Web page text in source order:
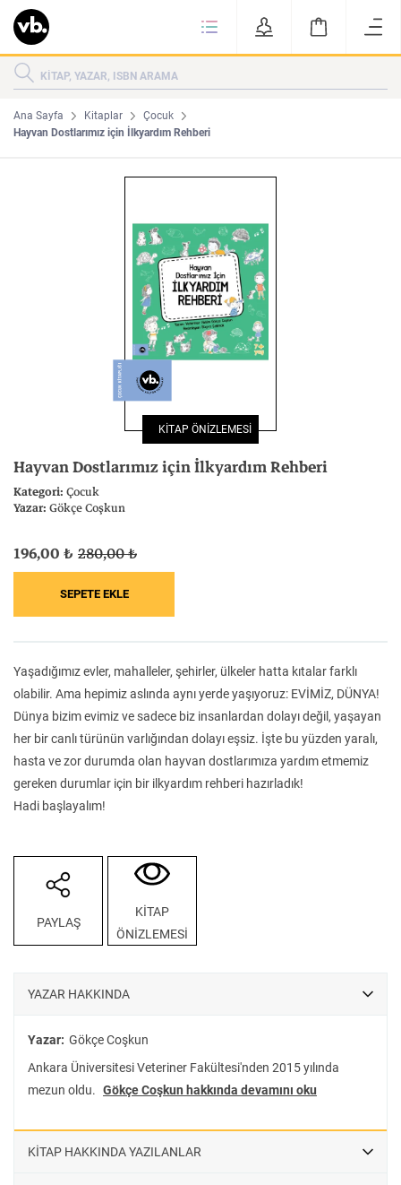
KATEGORİLER
Edebiyat
KİTAPLAR
ÇOK SATANLAR
HAKKIMIZDA
GİZLİLİK POLİTİKASI
BİZE ULAŞIN
Ana Sayfa Kitaplar
Çocuk
Hayvan Dostlarımız için İlkyardım Rehberi
KİTAP ÖNİZLEMESİ
Hayvan Dostlarımız için İlkyardım Rehberi
Kategori:Çocuk
Yazar:Gökçe Coşkun
Yaşadığımız evler, mahalleler, şehirler, ülkeler hatta kıtalar farklı
olabilir. Ama hepimiz aslında aynı yerde yaşıyoruz: EVİMİZ, DÜNYA!
Dünya bizim evimiz ve sadece biz insanlardan dolayı değil, yaşayan
her bir canlı türünün varlığından dolayı eşsiz. İşte bu yüzden yaralı,
hasta ve zor durumda olan hayvan dostlarımıza yardım etmemiz
gereken durumlar için bir ilkyardım rehberi hazırladık!
Hadi başlayalım!
196,00 ₺ 280,00 ₺
PAYLAŞ
KİTAP
ÖNİZLEMESİ
YAZAR HAKKINDA
Yazar: Gökçe Coşkun
Ankara Üniversitesi Veteriner Fakültesi'nden 2015 yılında
mezun oldu. Gökçe Coşkun hakkında devamını oku
KİTAP HAKKINDA YAZILANLAR